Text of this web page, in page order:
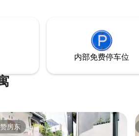
带风情。
内部免费停车位
房东
房东